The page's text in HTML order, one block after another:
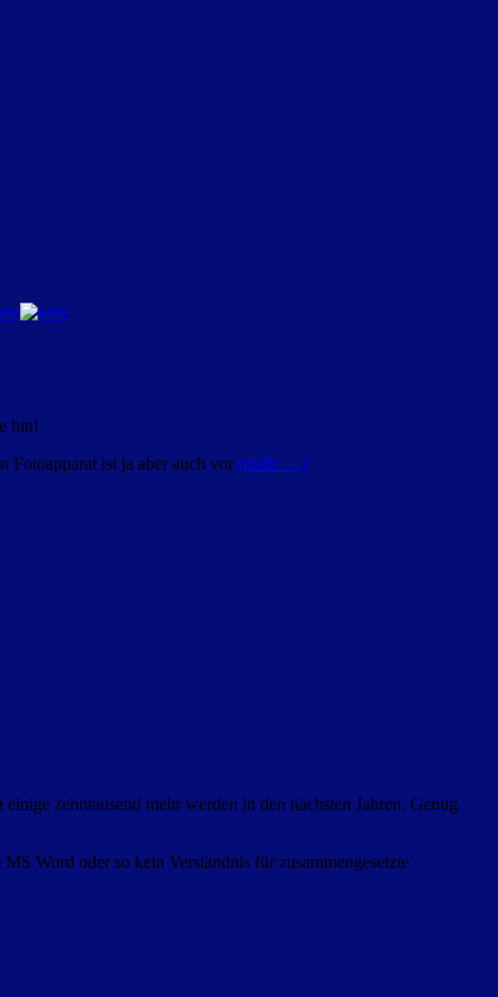
bin!
Fotoapparat ist ja aber auch vor (mehr …)
zehntausend mehr werden in den nächsten Jahren. Genug
Word oder so kein Verständnis für zusammengesetzte